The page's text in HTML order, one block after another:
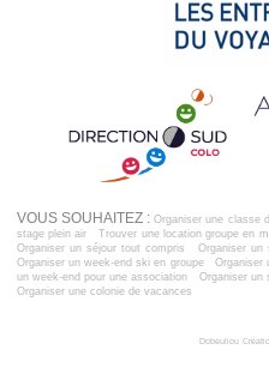
VOUS SOUHAITEZ :Organiser une classe
stage plein air
Trouver une location groupe en
Organiser un séjour tout compris
Organiser un
Organiser un week-end ski en groupe
Organiser
un week-end pour une association
Organiser un
Organiser une colonie de vacances
Dobeuliou